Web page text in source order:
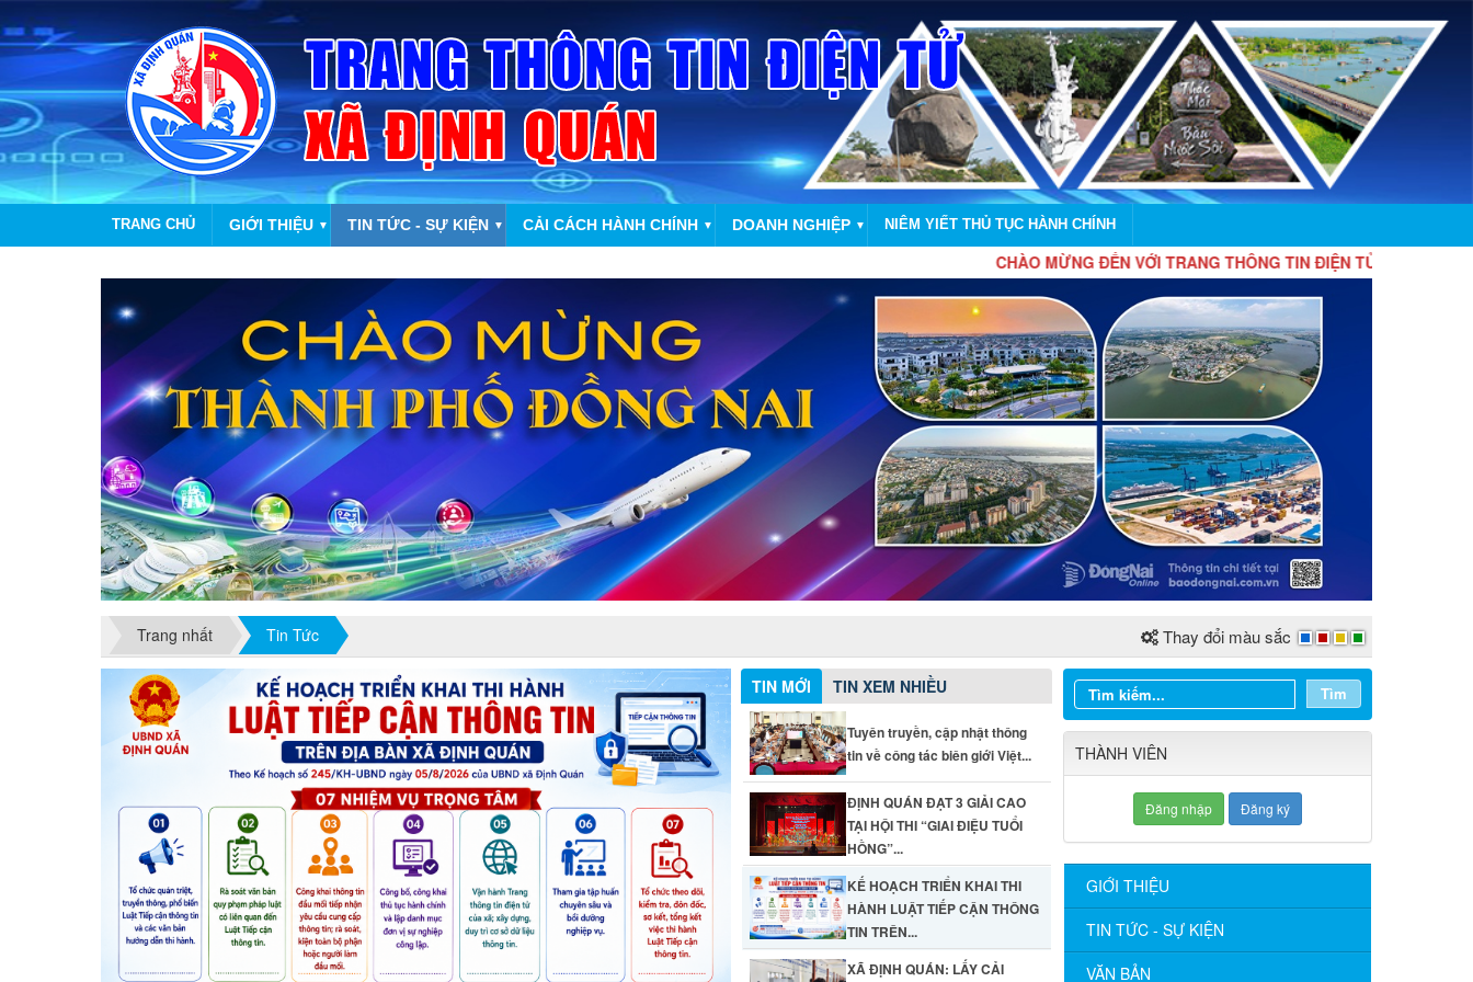
TRANG CHỦ GIỚI THIỆU ▼ TIN TỨC - SỰ KIỆN ▼ CẢI CÁCH HÀNH CHÍNH ▼ DOANH NGHIỆP ▼ NIÊM YIẾT THỦ TỤC HÀNH CHÍNH
CHÀO MỪNG ĐẾN VỚI TRANG THÔNG TIN ĐIỆN TỬ XÃ ĐỊNH QUÁN, THÀNH
Trang nhất Tin Tức Thay đổi màu sắc
TIN MỚI TIN XEM NHIỀU
Tuyên truyền, cập nhật thông
tin về công tác biên giới Việt...
ĐỊNH QUÁN ĐẠT 3 GIẢI CAO
TẠI HỘI THI “GIAI ĐIỆU TUỔI
HỒNG”...
KẾ HOẠCH TRIỂN KHAI THI
HÀNH LUẬT TIẾP CẬN THÔNG
TIN TRÊN...
XÃ ĐỊNH QUÁN: LẤY CẢI
Tìm
THÀNH VIÊN
Đăng nhập Đăng ký
GIỚI THIỆU
TIN TỨC - SỰ KIỆN
VĂN BẢN